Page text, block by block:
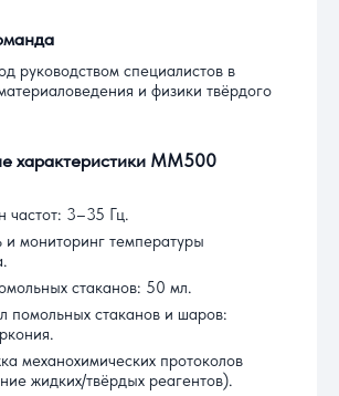
руководством специалистов в
и физики твёрдого
характеристики MM500
частот: 3–35 Гц.
и мониторинг температуры
стаканов: 50 мл.
помольных стаканов и шаров:
механохимических протоколов
жидких/твёрдых реагентов).